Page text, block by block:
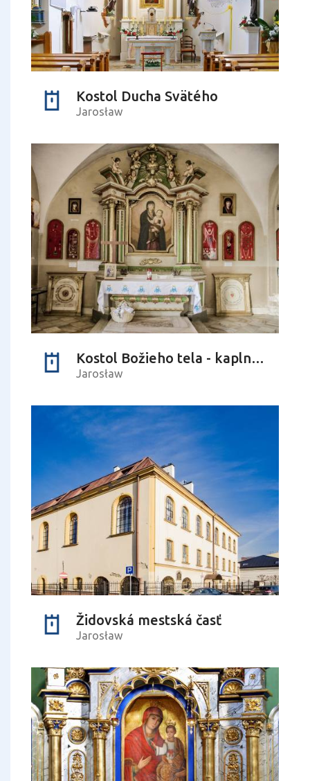
Kostol Ducha Svätého
Jarosław
Kostol Božieho tela - kaplnka sv. Terezy
Jarosław
Židovská mestská časť
Jarosław